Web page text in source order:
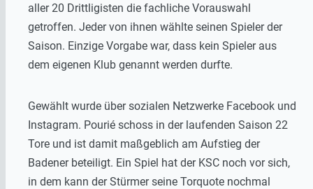
aller 20 Drittligisten die fachliche Vorauswahl
getroffen. Jeder von ihnen wählte seinen Spieler der
Saison. Einzige Vorgabe war, dass kein Spieler aus
dem eigenen Klub genannt werden durfte.
Gewählt wurde über sozialen Netzwerke Facebook und
Instagram. Pourié schoss in der laufenden Saison 22
Tore und ist damit maßgeblich am Aufstieg der
Badener beteiligt. Ein Spiel hat der KSC noch vor sich,
in dem kann der Stürmer seine Torquote nochmal